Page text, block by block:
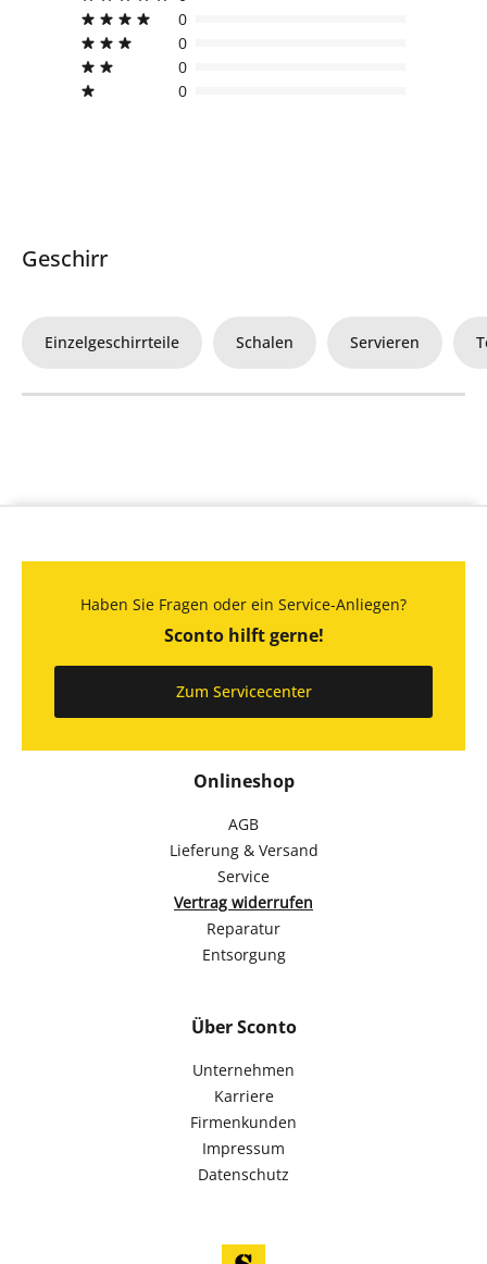
0
0
0
0
Geschirr
Einzelgeschirrteile Schalen Servieren
Onlineshop
AGB
Lieferung & Versand
Service
Vertrag widerrufen
Reparatur
Entsorgung
Über Sconto
Unternehmen
Karriere
Firmenkunden
Impressum
Datenschutz
Haben Sie Fragen oder ein Service-Anliegen?
Sconto hilft gerne!
Zum Servicecenter